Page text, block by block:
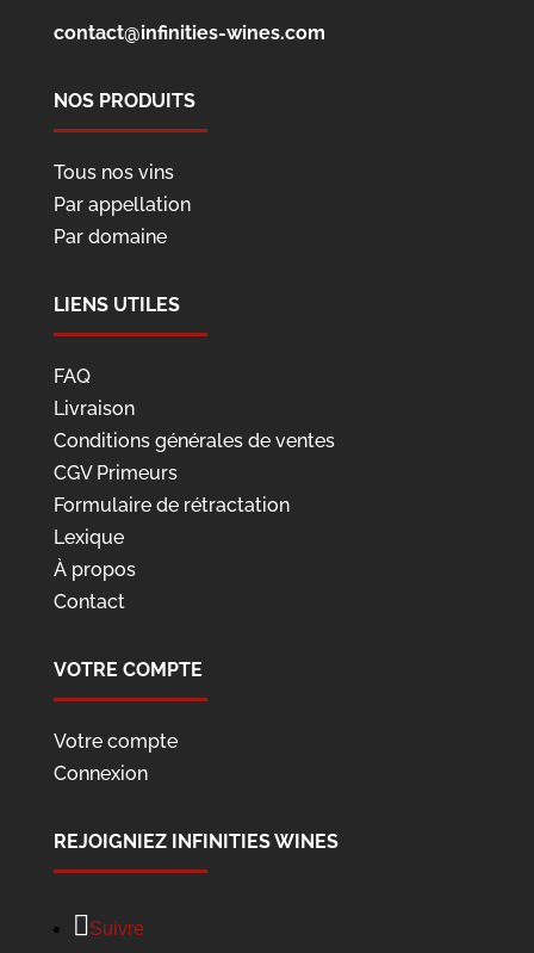
contact@infinities-wines.com
NOS PRODUITS
Tous nos vins
Par appellation
Par domaine
LIENS UTILES
FAQ
Livraison
Conditions générales de ventes
CGV Primeurs
Formulaire de rétractation
Lexique
À propos
Contact
VOTRE COMPTE
Votre compte
Connexion
REJOIGNIEZ INFINITIES WINES
Suivre